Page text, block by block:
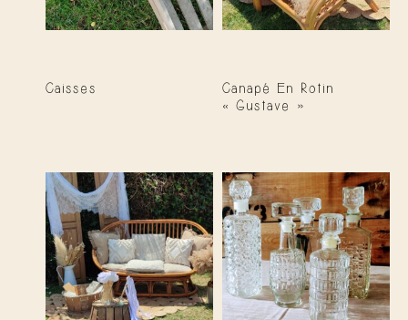
Caisses
Canapé En Rotin
« Gustave »